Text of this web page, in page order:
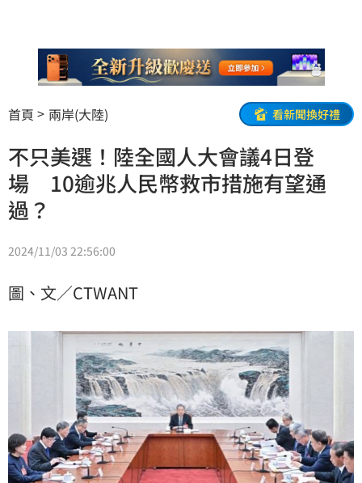
首頁 兩岸(大陸) 看新聞換好禮
不只美選！陸全國人大會議4日登
場 10逾兆人民幣救市措施有望通
過？
2024/11/03 22:56:00
圖、文／CTWANT